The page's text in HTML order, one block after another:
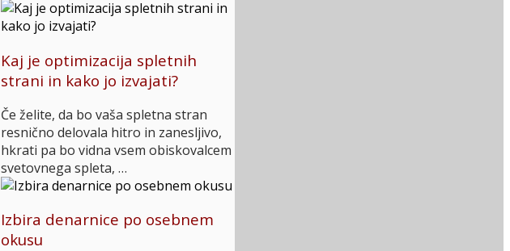
Kaj je optimizacija spletnih
strani in kako jo izvajati?
Če želite, da bo vaša spletna stran
resnično delovala hitro in zanesljivo,
hkrati pa bo vidna vsem obiskovalcem
svetovnega spleta, …
Izbira denarnice po osebnem
okusu